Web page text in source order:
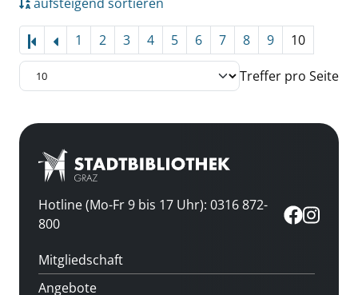
1 2 3 4 5 6 7 8 9 10
Treffer pro Seite
Hotline (Mo-Fr 9 bis 17 Uhr): 0316 872-
800
Mitgliedschaft
Angebote